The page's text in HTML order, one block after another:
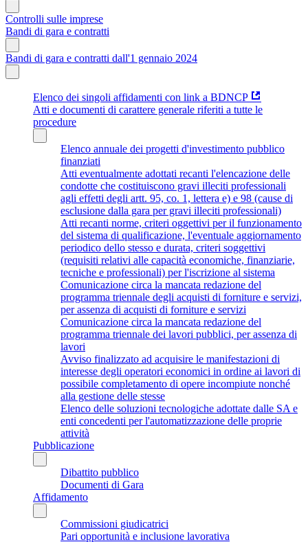
Controlli sulle imprese
Bandi di gara e contratti
Bandi di gara e contratti dall'1 gennaio 2024
Elenco dei singoli affidamenti con link a BDNCP
Atti e documenti di carattere generale riferiti a tutte le
procedure
Elenco annuale dei progetti d'investimento pubblico
finanziati
Atti eventualmente adottati recanti l'elencazione delle
condotte che costituiscono gravi illeciti professionali
agli effetti degli artt. 95, co. 1, lettera e) e 98 (cause di
esclusione dalla gara per gravi illeciti professionali)
Atti recanti norme, criteri oggettivi per il funzionamento
del sistema di qualificazione, l'eventuale aggiornamento
periodico dello stesso e durata, criteri soggettivi
(requisiti relativi alle capacità economiche, finanziarie,
tecniche e professionali) per l'iscrizione al sistema
Comunicazione circa la mancata redazione del
programma triennale degli acquisti di forniture e servizi,
per assenza di acquisti di forniture e servizi
Comunicazione circa la mancata redazione del
programma triennale dei lavori pubblici, per assenza di
lavori
Avviso finalizzato ad acquisire le manifestazioni di
interesse degli operatori economici in ordine ai lavori di
possibile completamento di opere incompiute nonché
alla gestione delle stesse
Elenco delle soluzioni tecnologiche adottate dalle SA e
enti concedenti per l'automatizzazione delle proprie
attività
Pubblicazione
Dibattito pubblico
Documenti di Gara
Affidamento
Commissioni giudicatrici
Pari opportunità e inclusione lavorativa